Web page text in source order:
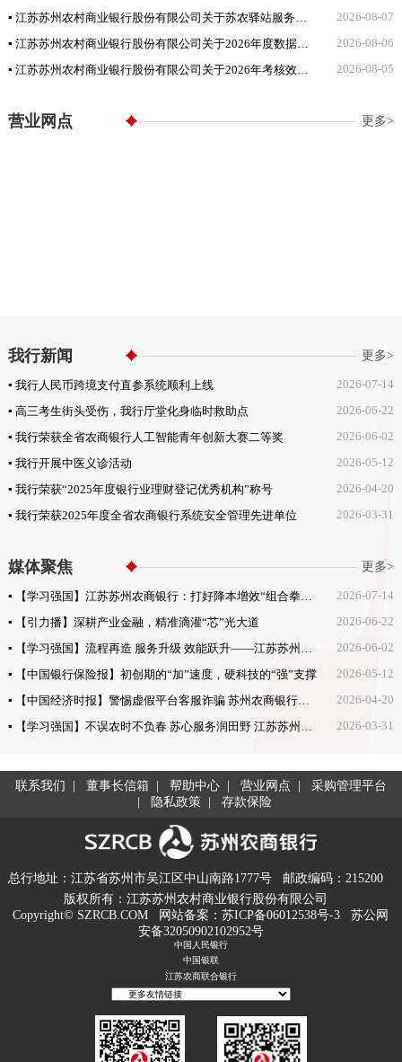
▪ 江苏苏州农村商业银行股份有限公司关于苏农驿站服务的采购招标公告 2026-08-07
▪ 江苏苏州农村商业银行股份有限公司关于2026年度数据类通用技术外包服务项目(公开)的采购中标候选人公示 2026-08-06
▪ 江苏苏州农村商业银行股份有限公司关于2026年考核效能提升咨询项目招标异常公告 2026-08-05
营业网点 更多>
我行新闻 更多>
▪ 我行人民币跨境支付直参系统顺利上线 2026-07-14
▪ 高三考生街头受伤，我行厅堂化身临时救助点 2026-06-22
▪ 我行荣获全省农商银行人工智能青年创新大赛二等奖 2026-06-02
▪ 我行开展中医义诊活动 2026-05-12
▪ 我行荣获“2025年度银行业理财登记优秀机构”称号 2026-04-20
▪ 我行荣获2025年度全省农商银行系统安全管理先进单位 2026-03-31
媒体聚焦 更多>
▪ 【学习强国】江苏苏州农商银行：打好降本增效“组合拳” 夯实稳健经营“压舱石” 2026-07-14
▪ 【引力播】深耕产业金融，精准滴灌“芯”光大道 2026-06-22
▪ 【学习强国】流程再造 服务升级 效能跃升——江苏苏州农商银行大力推进人工智能应用 2026-06-02
▪ 【中国银行保险报】初创期的“加”速度，硬科技的“强”支撑 2026-05-12
▪ 【中国经济时报】警惕虚假平台客服诈骗 苏州农商银行守护老人10万元养老钱 2026-04-20
▪ 【学习强国】不误农时不负春 苏心服务润田野 江苏苏州农商银行助力农户春耕备耕 2026-03-31
联系我们 董事长信箱 帮助中心 营业网点
采购管理平台
隐私政策 存款保险
总行地址：江苏省苏州市吴江区中山南路1777号
邮政编码：215200
版权所有：江苏苏州农村商业银行股份有限公司
Copyright© SZRCB.COM
网站备案：苏ICP备06012538号-3
苏公网
安备32050902102952号
中国人民银行
中国银联
江苏农商联合银行